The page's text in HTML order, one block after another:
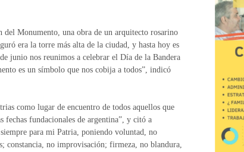
del Monumento, una obra de un arquitecto rosarino
era la torre más alta de la ciudad, y hasta hoy es
junio nos reunimos a celebrar el Día de la Bandera
es un símbolo que nos cobija a todos”, indicó
como lugar de encuentro de todos aquellos que
fechas fundacionales de argentina”, y citó a
para mi Patria, poniendo voluntad, no
constancia, no improvisación; firmeza, no blandura,